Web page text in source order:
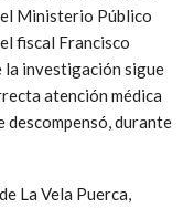
Ministerio Público
fiscal Francisco
la investigación sigue
atención médica
descompensó, durante
La Vela Puerca,